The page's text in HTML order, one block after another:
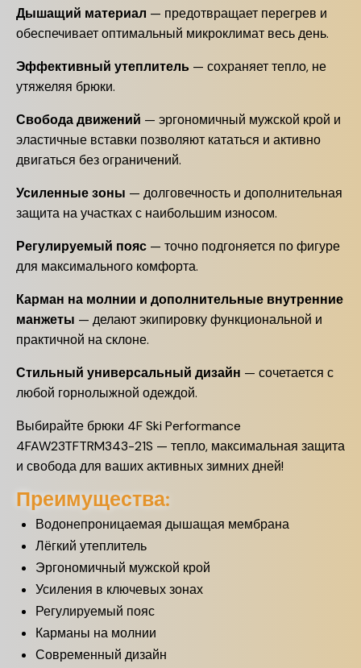
Дышащий материал — предотвращает перегрев и
обеспечивает оптимальный микроклимат весь день.
Эффективный утеплитель — сохраняет тепло, не
утяжеляя брюки.
Свобода движений — эргономичный мужской крой и
эластичные вставки позволяют кататься и активно
двигаться без ограничений.
Усиленные зоны — долговечность и дополнительная
защита на участках с наибольшим износом.
Регулируемый пояс — точно подгоняется по фигуре
для максимального комфорта.
Карман на молнии и дополнительные внутренние
манжеты — делают экипировку функциональной и
практичной на склоне.
Стильный универсальный дизайн — сочетается с
любой горнолыжной одеждой.
Выбирайте брюки 4F Ski Performance
4FAW23TFTRM343-21S — тепло, максимальная защита
и свобода для ваших активных зимних дней!
Преимущества:
Водонепроницаемая дышащая мембрана
Лёгкий утеплитель
Эргономичный мужской крой
Усиления в ключевых зонах
Регулируемый пояс
Карманы на молнии
Современный дизайн